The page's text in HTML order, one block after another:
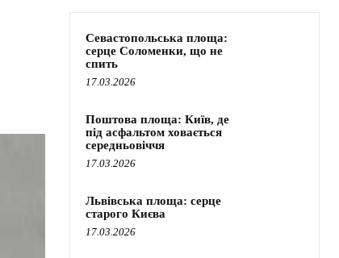
Севастопольська площа:
серце Соломенки, що не
спить
17.03.2026
Поштова площа: Київ, де
під асфальтом ховається
середньовіччя
17.03.2026
Львівська площа: серце
старого Києва
17.03.2026